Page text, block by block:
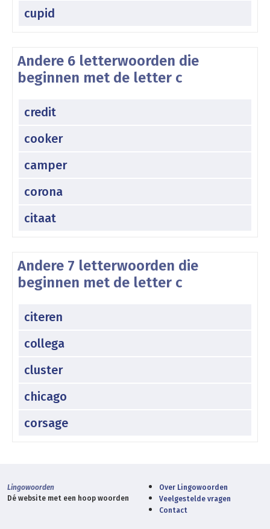
cupid
Andere 6 letterwoorden die
beginnen met de letter c
credit
cooker
camper
corona
citaat
Andere 7 letterwoorden die
beginnen met de letter c
citeren
collega
cluster
chicago
corsage
Lingowoorden
Dé website met een hoop woorden
Over Lingowoorden
Veelgestelde vragen
Contact